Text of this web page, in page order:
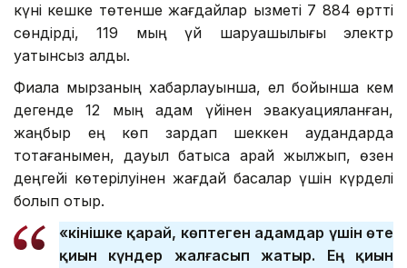
күні кешке төтенше жағдайлар қызметі 7 884 өртті
сөндірді, 119 мың үй шаруашылығы электр
қуатынсыз қалды.
Фиала мырзаның хабарлауынша, ел бойынша кем
дегенде 12 мың адам үйінен эвакуацияланған,
жаңбыр ең көп зардап шеккен аудандарда
тоқтағанымен, дауыл батысқа қарай жылжып, өзен
деңгейі көтерілуінен жағдай басқалар үшін күрделі
болып отыр.
«Өкінішке қарай, көптеген адамдар үшін өте
қиын күндер жалғасып жатыр. Ең қиын